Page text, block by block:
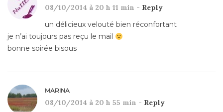
08/10/2014 à 20 h 11 min - Reply
un délicieux velouté bien réconfortant
je n’ai toujours pas reçu le mail
bonne soirée bisous
MARINA
08/10/2014 à 20 h 55 min - Reply